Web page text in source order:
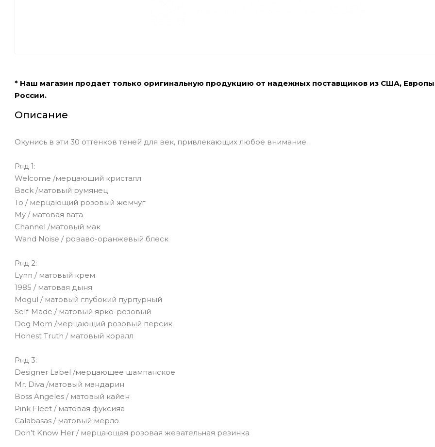
* Наш магазин продает только оригинальную продукцию от надежных поставщиков из США,
России.
Описание
Окунись в эти 30 оттенков теней для век, привлекающих любое внимание.
Ряд 1:
Welcome /мерцающий кристалл
Back /матовый румянец
To / мерцающий розовый жемчуг
My / матовая вата
Channel /матовый мак
Wand Noise / роваво-оранжевый блеск
Ряд 2:
Lynn / матовый крем
1985 / матовая дыня
Mogul / матовый глубокий пурпурный
Self-Made / матовый ярко-розовый
Dog Mom /мерцающий розовый персик
Honest Truth / матовый коралл
Ряд 3:
Designer Label /мерцающее шампанское
Mr. Diva /матовый мандарин
Boss Angeles / матовый кайен
Pink Fleet / матовая фуксияa
Calabasas / матовый мерло
Don’t Know Her / мерцающая розовая жевательная резинка